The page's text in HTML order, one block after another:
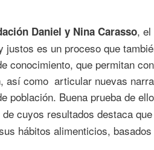
Daniel y Nina Carasso,
justos es un proceso que
conocimiento, que permitan
así como articular nuevas
población. Buena prueba de
de cuyos resultados destaca
hábitos alimenticios,